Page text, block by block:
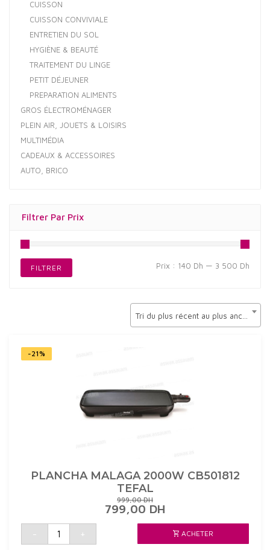
CUISSON
CUISSON CONVIVIALE
ENTRETIEN DU SOL
HYGIÈNE & BEAUTÉ
TRAITEMENT DU LINGE
PETIT DÉJEUNER
PREPARATION ALIMENTS
GROS ÉLECTROMÉNAGER
PLEIN AIR, JOUETS & LOISIRS
MULTIMÉDIA
CADEAUX & ACCESSOIRES
AUTO, BRICO
Filtrer Par Prix
FILTRER Prix : 140 Dh — 3 500 Dh
-21%
PLANCHA MALAGA 2000W CB501812
TEFAL
999,00DH
LE
PRIX
INITIAL
999,00 DH.
799,00 DH
ACTUEL
EST :
799,00 DH.
-
quantité
PLANCHA
+ ACHETER